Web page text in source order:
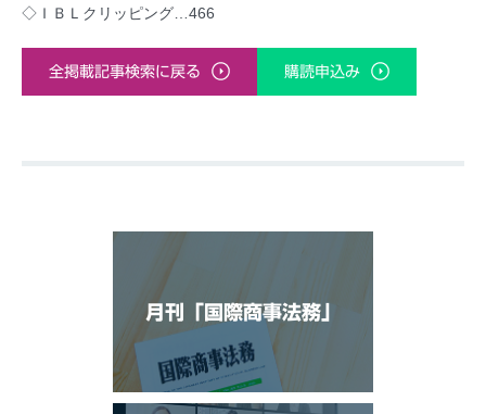
◇ＩＢＬクリッピング…466
全掲載記事検索に戻る 購読申込み
月刊「国際商事法務」